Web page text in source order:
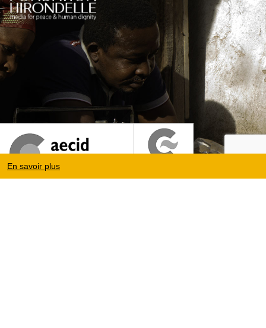
En savoir plus